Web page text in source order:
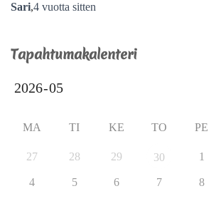
Sari,4 vuotta sitten
Tapahtumakalenteri
MA TI KE TO PE
27 28 29 30 1
4 5 6 7 8